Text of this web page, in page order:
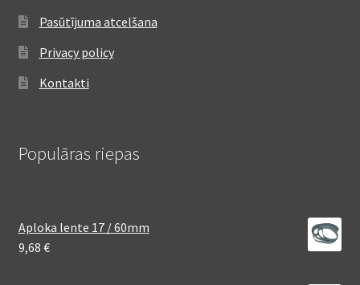
Pasūtījuma atcelšana
Privacy policy
Kontakti
Populāras riepas
Aploka lente 17 / 60mm
9,68 €